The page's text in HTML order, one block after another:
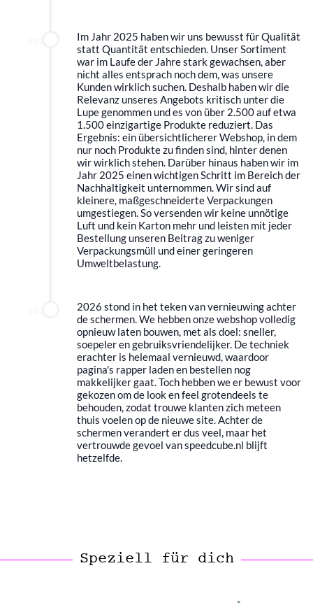
Im Jahr 2025 haben wir uns bewusst für Qualität
statt Quantität entschieden. Unser Sortiment
war im Laufe der Jahre stark gewachsen, aber
nicht alles entsprach noch dem, was unsere
Kunden wirklich suchen. Deshalb haben wir die
Relevanz unseres Angebots kritisch unter die
Lupe genommen und es von über 2.500 auf etwa
1.500 einzigartige Produkte reduziert. Das
Ergebnis: ein übersichtlicherer Webshop, in dem
nur noch Produkte zu finden sind, hinter denen
wir wirklich stehen. Darüber hinaus haben wir im
Jahr 2025 einen wichtigen Schritt im Bereich der
Nachhaltigkeit unternommen. Wir sind auf
kleinere, maßgeschneiderte Verpackungen
umgestiegen. So versenden wir keine unnötige
Luft und kein Karton mehr und leisten mit jeder
Bestellung unseren Beitrag zu weniger
Verpackungsmüll und einer geringeren
Umweltbelastung.
2026 stond in het teken van vernieuwing achter
de schermen. We hebben onze webshop volledig
opnieuw laten bouwen, met als doel: sneller,
soepeler en gebruiksvriendelijker. De techniek
erachter is helemaal vernieuwd, waardoor
pagina's rapper laden en bestellen nog
makkelijker gaat. Toch hebben we er bewust voor
gekozen om de look en feel grotendeels te
behouden, zodat trouwe klanten zich meteen
thuis voelen op de nieuwe site. Achter de
schermen verandert er dus veel, maar het
vertrouwde gevoel van speedcube.nl blijft
hetzelfde.
Speziell für dich